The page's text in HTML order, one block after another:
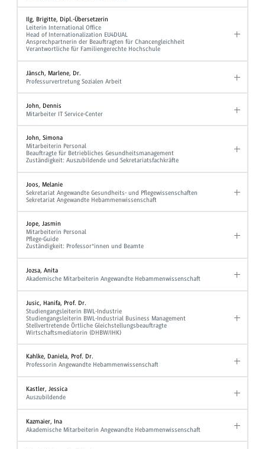
Ilg, Brigitte, Dipl.-Übersetzerin
Leiterin International Office
Head of Internationalization EU4DUAL
Ansprechpartnerin der Beauftragten für Chancengleichheit
Verantwortliche für Familiengerechte Hochschule
Jänsch, Marlene, Dr.
Professurvertretung Sozialen Arbeit
John, Dennis
Mitarbeiter IT Service-Center
John, Simona
Mitarbeiterin Personal
Beauftragte für Betriebliches Gesundheitsmanagement
Zuständigkeit: Auszubildende und Sekretariatsfachkräfte
Joos, Melanie
Sekretariat Angewandte Gesundheits- und Pflegewissenschaften
Sekretariat Angewandte Hebammenwissenschaft
Jope, Jasmin
Mitarbeiterin Personal
Pflege-Guide
Zuständigkeit: Professor*innen und Beamte
Jozsa, Anita
Akademische Mitarbeiterin Angewandte Hebammenwissenschaft
Jusic, Hanifa, Prof. Dr.
Studiengangsleiterin BWL-Industrie
Studiengangsleiterin BWL-Industrial Business Management
Stellvertretende Örtliche Gleichstellungsbeauftragte
Wirtschaftsmediatorin (DHBW/IHK)
Kahlke, Daniela, Prof. Dr.
Professorin Angewandte Hebammenwissenschaft
Kastler, Jessica
Auszubildende
Kazmaier, Ina
Akademische Mitarbeiterin Angewandte Hebammenwissenschaft